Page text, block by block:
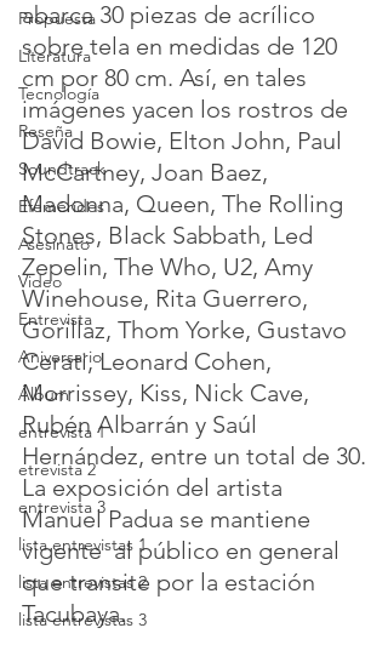
Propuesta
Literatura
Tecnología
Reseña
Soundtrack
Efemérides
Asesinato
Video
Entrevista
Aniversario
Álbum
entrevista 1
etrevista 2
entrevista 3
lista entrevistas 1
lista entrevistas 2
lista entrevistas 3
abarca 30 piezas de acrílico
sobre tela en medidas de 120
cm por 80 cm. Así, en tales
imágenes yacen los rostros de
David Bowie, Elton John, Paul
McCartney, Joan Baez,
Madonna, Queen, The Rolling
Stones, Black Sabbath, Led
Zepelin, The Who, U2, Amy
Winehouse, Rita Guerrero,
Gorillaz, Thom Yorke, Gustavo
Cerati, Leonard Cohen,
Morrissey, Kiss, Nick Cave,
Rubén Albarrán y Saúl
Hernández, entre un total de 30.
La exposición del artista
Manuel Padua se mantiene
vigente al público en general
que transite por la estación
Tacubaya.